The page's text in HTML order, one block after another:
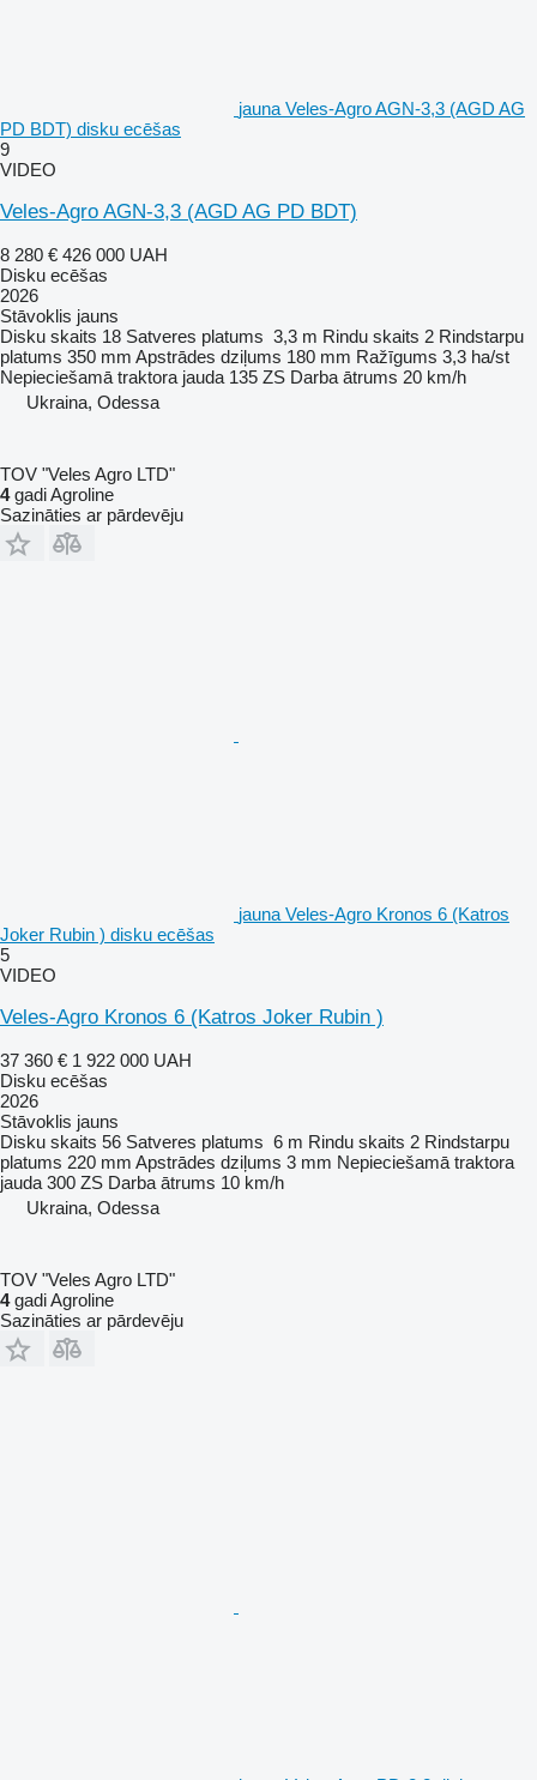
jauna Veles-Agro AGN-3,3 (AGD AG
PD BDT) disku ecēšas
9
VIDEO
Veles-Agro AGN-3,3 (AGD AG PD BDT)
8 280 € 426 000 UAH
Disku ecēšas
2026
Stāvoklis jauns
Disku skaits 18 Satveres platums 3,3 m Rindu skaits 2 Rindstarpu
platums 350 mm Apstrādes dziļums 180 mm Ražīgums 3,3 ha/st
Nepieciešamā traktora jauda 135 ZS Darba ātrums 20 km/h
Ukraina, Odessa
TOV "Veles Agro LTD"
4gadi Agroline
Sazināties ar pārdevēju
jauna Veles-Agro Kronos 6 (Katros
Joker Rubin ) disku ecēšas
5
VIDEO
Veles-Agro Kronos 6 (Katros Joker Rubin )
37 360 € 1 922 000 UAH
Disku ecēšas
2026
Stāvoklis jauns
Disku skaits 56 Satveres platums 6 m Rindu skaits 2 Rindstarpu
platums 220 mm Apstrādes dziļums 3 mm Nepieciešamā traktora
jauda 300 ZS Darba ātrums 10 km/h
Ukraina, Odessa
TOV "Veles Agro LTD"
4gadi Agroline
Sazināties ar pārdevēju